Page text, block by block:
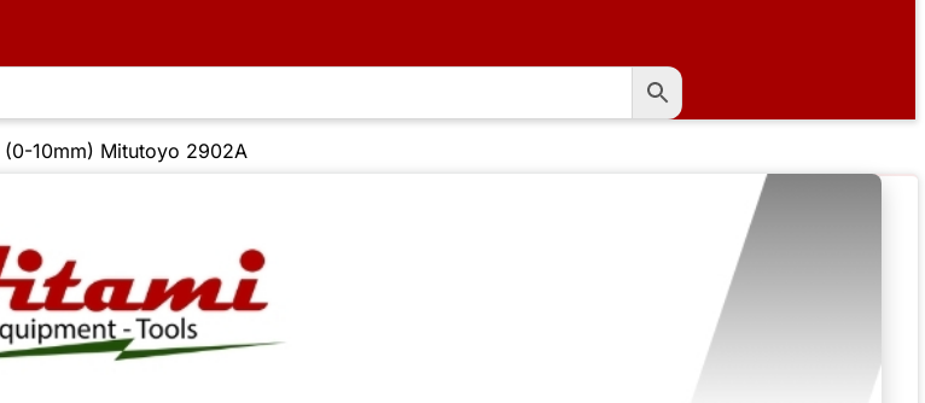
10mm) Mitutoyo 2902A